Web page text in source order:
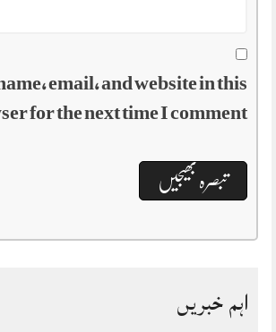
email, and website in this
for the next time I comment.
اہم خبریں